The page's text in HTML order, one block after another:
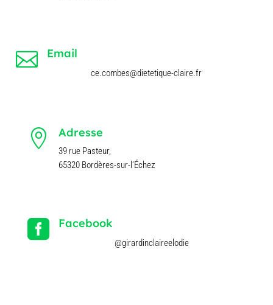
 Email
ce.combes@dietetique-claire.fr
 Adresse
39 rue Pasteur,
65320 Bordères-sur-l’Échez
 Facebook
@girardinclaireelodie